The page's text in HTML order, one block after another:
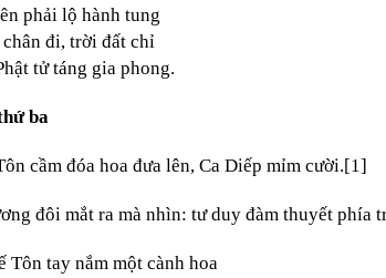
phải lộ hành tung
đi, trời đất chỉ
tử táng gia phong.
ba
cầm đóa hoa đưa lên, Ca Diếp mỉm cười.[1]
đôi mắt ra mà nhìn: tư duy đàm thuyết phía
Tôn tay nắm một cành hoa